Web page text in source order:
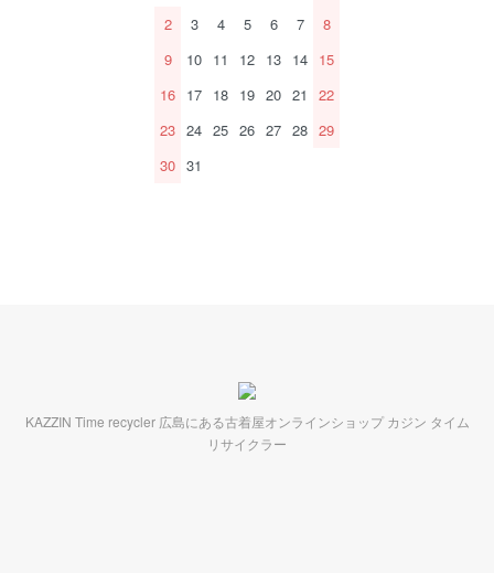
2
3 4 5 6 7
8
9
10 11 12 13 14 15
16 17 18 19 20 21
22
23 24 25 26 27 28 29
30 31
KAZZIN Time recycler 広島にある古着屋オンラインショップ カジン タイム
リサイクラー